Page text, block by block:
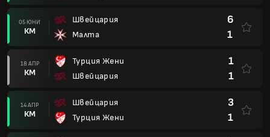
05 ЮНИ
КМ
Швейцария
Малта
6
1
18 АПР
КМ
Турция Жени
Швейцария
1
1
14 АПР
КМ
Швейцария
Турция Жени
3
1